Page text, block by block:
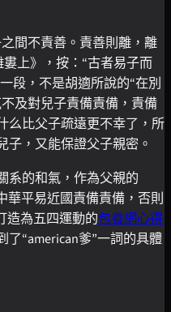
間不責善。責善則離，離
上》，按：“古者易子而
段，不是胡適所說的“在別
及對兒子責備責備，責備
么比父子疏遠更不幸了，所
子，又能保證父子親密。
系的和氣，作為父親的
華平易近國責備責備，否則
造為五四運動的包養網心得
“american爹”一詞的具體